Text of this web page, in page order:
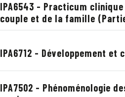
IPA6543 - Practicum
couple et de la famille
IPA6712 - Développement
IPA7502 - Phénoménologie